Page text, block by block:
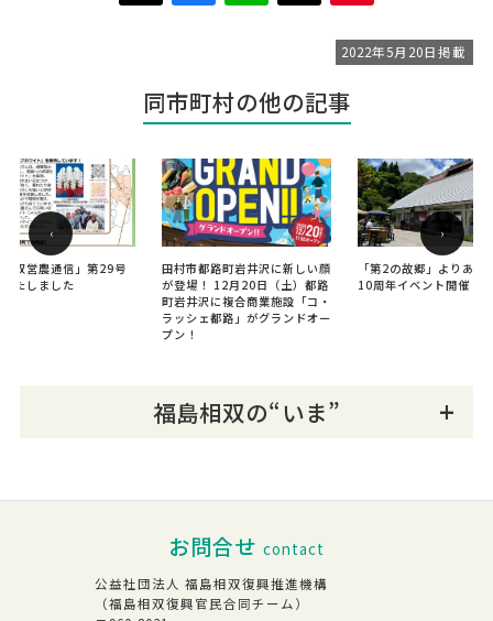
2022年5月20日掲載
同市町村の他の記事
双営農通信」第29号
たしました
田村市都路町岩井沢に新しい顔
が登場！ 12月20日（土）都路
町岩井沢に複合商業施設「コ・
ラッシェ都路」がグランドオー
プン！
「第2の故郷」よりあ
10周年イベント開催！
‹ ›
福島相双の“いま”
お問合せ contact
公益社団法人 福島相双復興推進機構
（福島相双復興官民合同チーム）